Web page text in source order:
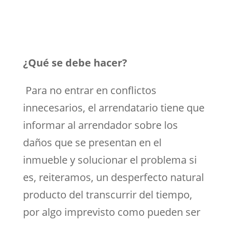
¿Qué se debe hacer?
Para no entrar en conflictos
innecesarios, el arrendatario tiene que
informar al arrendador sobre los
daños que se presentan en el
inmueble y solucionar el problema si
es, reiteramos, un desperfecto natural
producto del transcurrir del tiempo,
por algo imprevisto como pueden ser